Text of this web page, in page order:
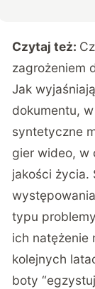
Czytaj też:
zagrożeniem
Jak
dokumentu,
syntetyczne
gier wideo, w
jakości życia.
typu
ich natężenie
kolejnych
boty